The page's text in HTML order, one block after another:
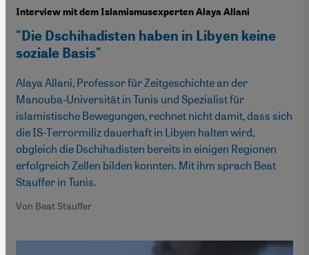
Interview mit dem Islamismusexperten Alaya Allani
"Die Dschihadisten haben in Libyen keine
soziale Basis"
Alaya Allani, Professor für Zeitgeschichte an der
Manouba-Universität in Tunis und Spezialist für
islamistische Bewegungen, rechnet nicht damit, dass sich
die IS-Terrormiliz dauerhaft in Libyen halten wird,
obgleich die Dschihadisten bereits in einigen Regionen
erfolgreich Zellen bilden konnten. Mit ihm sprach Beat
Stauffer in Tunis.
Von Beat Stauffer